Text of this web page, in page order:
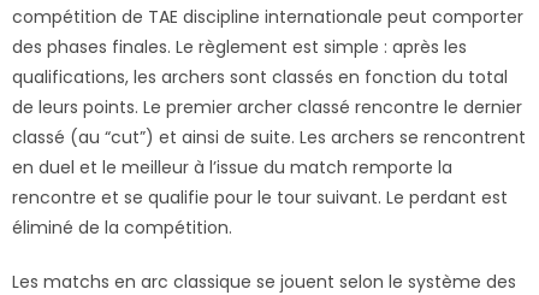
compétition de TAE discipline internationale peut comporter
des phases finales. Le règlement est simple : après les
qualifications, les archers sont classés en fonction du total
de leurs points. Le premier archer classé rencontre le dernier
classé (au “cut”) et ainsi de suite. Les archers se rencontrent
en duel et le meilleur à l’issue du match remporte la
rencontre et se qualifie pour le tour suivant. Le perdant est
éliminé de la compétition.
Les matchs en arc classique se jouent selon le système des